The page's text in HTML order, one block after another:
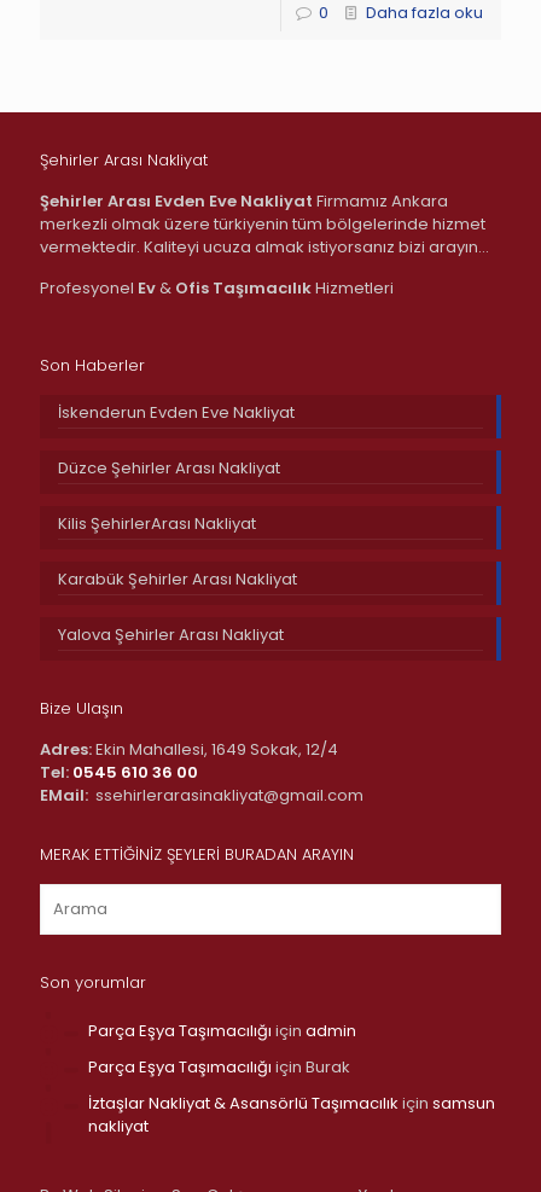
0 Daha fazla oku
Şehirler Arası Nakliyat
Şehirler Arası Evden Eve Nakliyat Firmamız Ankara
merkezli olmak üzere türkiyenin tüm bölgelerinde hizmet
vermektedir. Kaliteyi ucuza almak istiyorsanız bizi arayın…
Profesyonel Ev& Ofis TaşımacılıkHizmetleri
Son Haberler
İskenderun Evden Eve Nakliyat
Düzce Şehirler Arası Nakliyat
Kilis ŞehirlerArası Nakliyat
Karabük Şehirler Arası Nakliyat
Yalova Şehirler Arası Nakliyat
Bize Ulaşın
Adres:Ekin Mahallesi, 1649 Sokak, 12/4
Tel: 0545 610 36 00
EMail: ssehirlerarasinakliyat@gmail.com
MERAK ETTİĞİNİZ ŞEYLERİ BURADAN ARAYIN
Son yorumlar
Parça Eşya Taşımacılığı için admin
Parça Eşya Taşımacılığı için Burak
İztaşlar Nakliyat & Asansörlü Taşımacılık için samsun
nakliyat